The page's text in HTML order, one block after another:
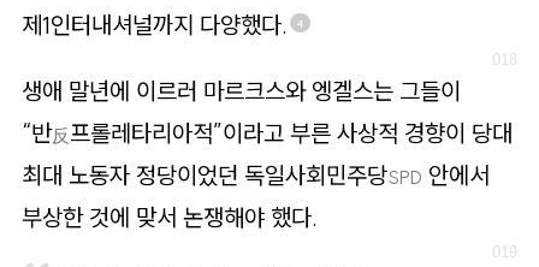
제1인터내셔널까지 다양했다.
4
생애 말년에 이르러 마르크스와 엥겔스는 그들이
“반反프롤레타리아적”이라고 부른 사상적 경향이 당대
최대 노동자 정당이었던 독일사회민주당SPD 안에서
부상한 것에 맞서 논쟁해야 했다.